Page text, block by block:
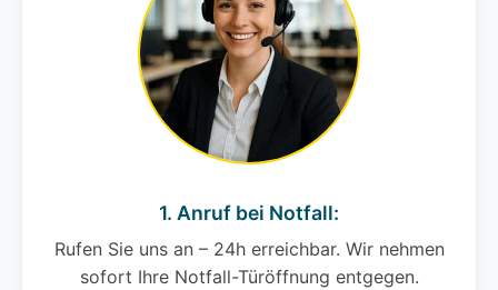
1. Anruf bei Notfall:
Rufen Sie uns an – 24h erreichbar. Wir nehmen
sofort Ihre Notfall-Türöffnung entgegen.